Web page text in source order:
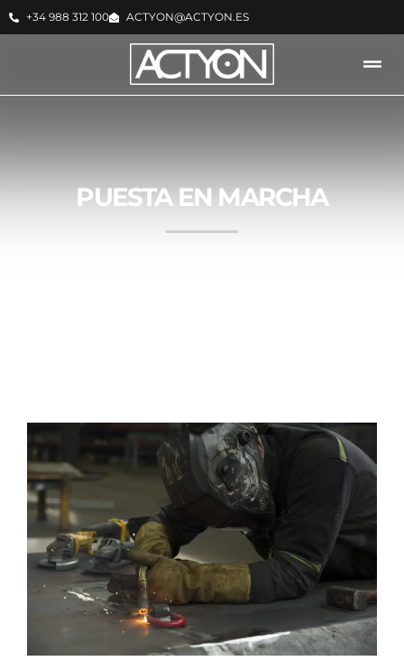
+34 988 312 100 ACTYON@ACTYON.ES
PUESTA EN MARCHA